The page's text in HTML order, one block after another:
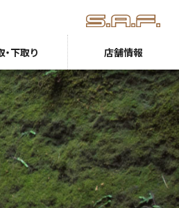
・下取り 店舗情報